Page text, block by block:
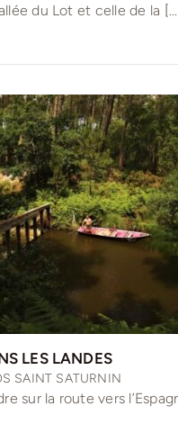
du Lot et celle de la [...]
LES LANDES
SAINT SATURNIN